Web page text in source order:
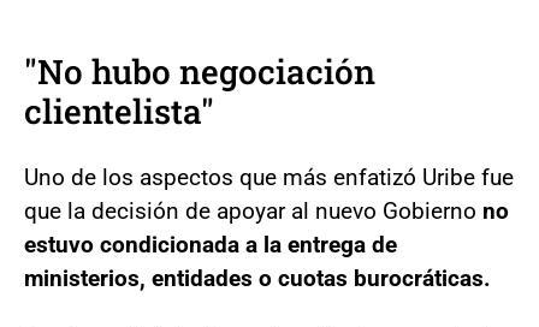
"No hubo negociación
clientelista"
Uno de los aspectos que más enfatizó Uribe fue
que la decisión de apoyar al nuevo Gobierno no
estuvo condicionada a la entrega de
ministerios, entidades o cuotas burocráticas.